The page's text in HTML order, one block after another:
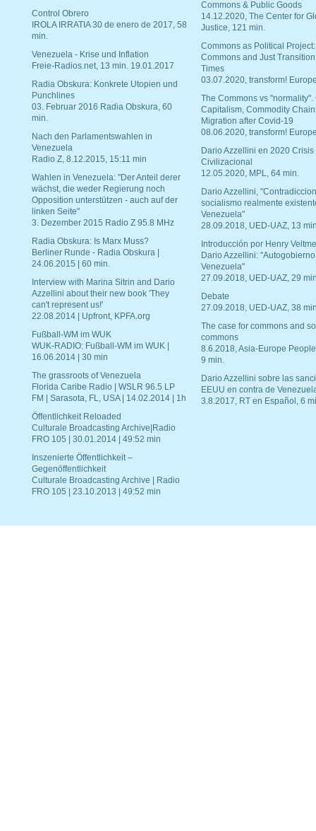
Control Obrero
IROLA IRRATIA 30 de enero de 2017, 58
min.
Venezuela - Krise und Inflation
Freie-Radios.net, 13 min. 19.01.2017
Radia Obskura: Konkrete Utopien und
Punchlines
03. Februar 2016 Radia Obskura, 60
min.
Nach den Parlamentswahlen in
Venezuela
Radio Z, 8.12.2015, 15:11 min
Wahlen in Venezuela: "Der Anteil derer
wächst, die weder Regierung noch
Opposition unterstützen - auch auf der
linken Seite"
3. Dezember 2015 Radio Z 95.8 MHz
Radia Obskura: Is Marx Muss?
Berliner Runde - Radia Obskura |
24.06.2015 | 60 min.
Interview with Marina Sitrin and Dario
Azzellini about their new book 'They
can't represent us!'
22.08.2014 | Upfront, KPFA.org
Fußball-WM im WUK
WUK-RADIO: Fußball-WM im WUK |
16.06.2014 | 30 min
The grassroots of Venezuela
Florida Caribe Radio | WSLR 96.5 LP
FM | Sarasota, FL, USA | 14.02.2014 | 1h
Öffentlichkeit Reloaded
Culturale Broadcasting Archive|Radio
FRO 105 | 30.01.2014 | 49:52 min
Inszenierte Öffentlichkeit –
Gegenöffentlichkeit
Culturale Broadcasting Archive | Radio
FRO 105 | 23.10.2013 | 49:52 min
Commons & Public Goods
14.12.2020, The Center for
Justice, 121 min.
Commons as Political Project:
Commons and Just
Times
03.07.2020, transform!
The Commons vs "normality".
Capitalism, Commodity
Migration after Covid-19
08.06.2020, transform!
Dario Azzellini en 2020 Crisis
Civilizacional
12.05.2020, MPL, 64 min.
Dario Azzellini,
socialismo realmente
Venezuela"
28.09.2018, UED-UAZ, 13
Introducción por Henry
Dario Azzellini:
Venezuela"
27.09.2018, UED-UAZ, 29
Debate
27.09.2018, UED-UAZ, 38
The case for commons and
commons
8.6.2018, Asia-Europe
9 min.
Dario Azzellini sobre las
EEUU en contra de
3.8.2017, RT en Español, 6